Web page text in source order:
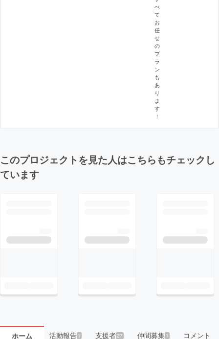
べ
て
お
任
せ
の
プ
ラ
ン
も
あ
り
ま
す
！
このプロジェクトを見た人はこちらもチェックし
ています
ホーム 活動報告1 支援者 27 仲間募集 1 コメント